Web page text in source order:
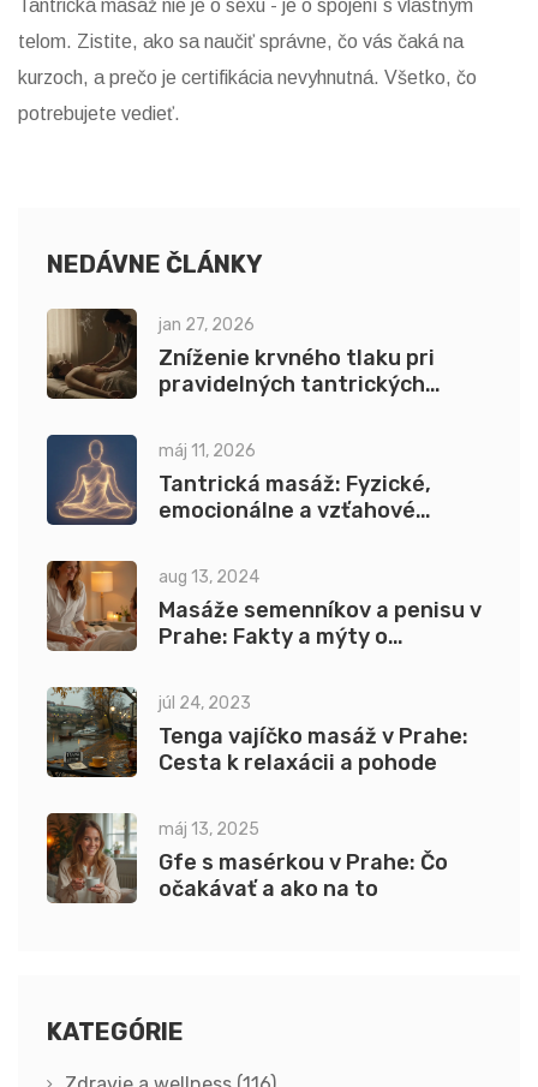
Tantrická masáž nie je o sexu - je o spojení s vlastným
telom. Zistite, ako sa naučiť správne, čo vás čaká na
kurzoch, a prečo je certifikácia nevyhnutná. Všetko, čo
potrebujete vedieť.
NEDÁVNE ČLÁNKY
jan 27, 2026
Zníženie krvného tlaku pri
pravidelných tantrických
nich vedia vedci
máj 11, 2026
Tantrická masáž: Fyzické,
emocionálne a vzťahové
aug 13, 2024
Masáže semenníkov a penisu v
Prahe: Fakty a mýty o
júl 24, 2023
Tenga vajíčko masáž v Prahe:
Cesta k relaxácii a pohode
máj 13, 2025
Gfe s masérkou v Prahe: Čo
očakávať a ako na to
KATEGÓRIE